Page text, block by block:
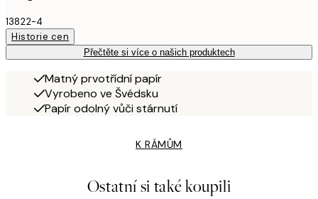
13822-4
Historie cen
Přečtěte si více o našich produktech
Matný prvotřídní papír
Vyrobeno ve Švédsku
Papír odolný vůči stárnutí
K RÁMŮM
Ostatní si také koupili